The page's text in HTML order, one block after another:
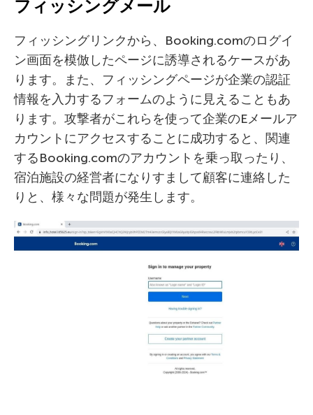
フィッシングメール
フィッシングリンクから、Booking.comのログイ
ン画面を模倣したページに誘導されるケースがあ
ります。また、フィッシングページが企業の認証
情報を入力するフォームのように見えることもあ
ります。攻撃者がこれらを使って企業のEメールア
カウントにアクセスすることに成功すると、関連
するBooking.comのアカウントを乗っ取ったり、
宿泊施設の経営者になりすまして顧客に連絡した
りと、様々な問題が発生します。